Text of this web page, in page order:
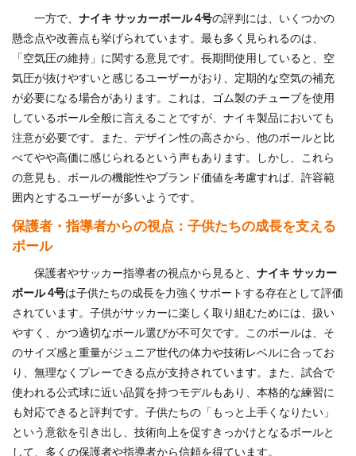
一方で、 ナイキ サッカーボール 4号の評判には、いくつかの
懸念点や改善点も挙げられています。最も多く見られるのは、
「空気圧の維持」に関する意見です。長期間使用していると、空
気圧が抜けやすいと感じるユーザーがおり、定期的な空気の補充
が必要になる場合があります。これは、ゴム製のチューブを使用
しているボール全般に言えることですが、ナイキ製品においても
注意が必要です。また、デザイン性の高さから、他のボールと比
べてやや高価に感じられるという声もあります。しかし、これら
の意見も、ボールの機能性やブランド価値を考慮すれば、許容範
囲内とするユーザーが多いようです。
保護者・指導者からの視点：子供たちの成長を支える
ボール
保護者やサッカー指導者の視点から見ると、 ナイキ サッカー
ボール 4号は子供たちの成長を力強くサポートする存在として評価
されています。子供がサッカーに楽しく取り組むためには、扱い
やすく、かつ適切なボール選びが不可欠です。このボールは、そ
のサイズ感と重量がジュニア世代の体力や技術レベルに合ってお
り、無理なくプレーできる点が支持されています。また、試合で
使われる公式球に近い品質を持つモデルもあり、本格的な練習に
も対応できると評判です。子供たちの「もっと上手くなりたい」
という意欲を引き出し、技術向上を促すきっかけとなるボールと
して、多くの保護者や指導者から信頼を得ています。